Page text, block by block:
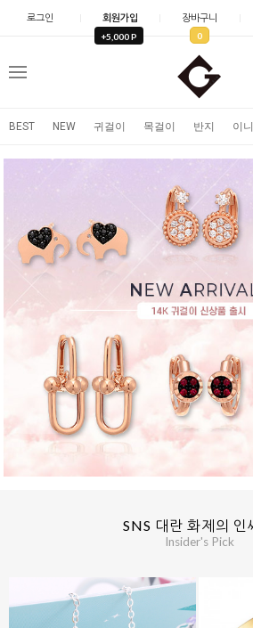
로그인 회원가입
+5,000 P
장바구니
0
메
BEST NEW 귀걸이 목걸이 반지 이
SNS 대란 화제의 인
Insider's Pick